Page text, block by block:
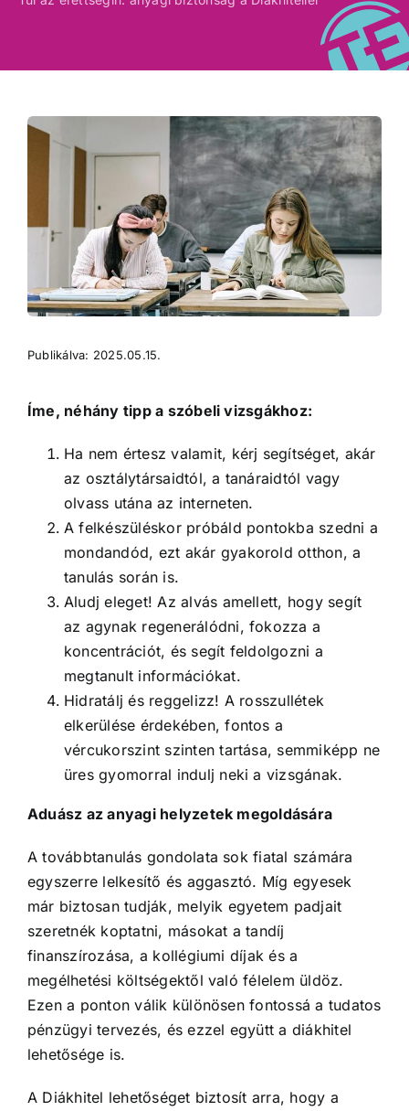
Publikálva: 2025.05.15.
Íme, néhány tipp a szóbeli vizsgákhoz:
Ha nem értesz valamit, kérj segítséget, akár
az osztálytársaidtól, a tanáraidtól vagy
olvass utána az interneten.
A felkészüléskor próbáld pontokba szedni a
mondandód, ezt akár gyakorold otthon, a
tanulás során is.
Aludj eleget! Az alvás amellett, hogy segít
az agynak regenerálódni, fokozza a
koncentrációt, és segít feldolgozni a
megtanult információkat.
Hidratálj és reggelizz! A rosszullétek
elkerülése érdekében, fontos a
vércukorszint szinten tartása, semmiképp ne
üres gyomorral indulj neki a vizsgának.
Aduász az anyagi helyzetek megoldására
A továbbtanulás gondolata sok fiatal számára
egyszerre lelkesítő és aggasztó. Míg egyesek
már biztosan tudják, melyik egyetem padjait
szeretnék koptatni, másokat a tandíj
finanszírozása, a kollégiumi díjak és a
megélhetési költségektől való félelem üldöz.
Ezen a ponton válik különösen fontossá a tudatos
pénzügyi tervezés, és ezzel együtt a diákhitel
lehetősége is.
A Diákhitel lehetőséget biztosít arra, hogy a